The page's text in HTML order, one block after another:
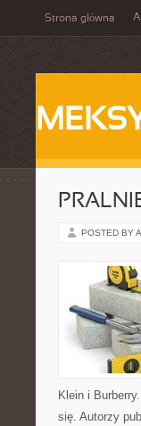
Strona główna
POSTED BY
Klein i
się. Autorzy